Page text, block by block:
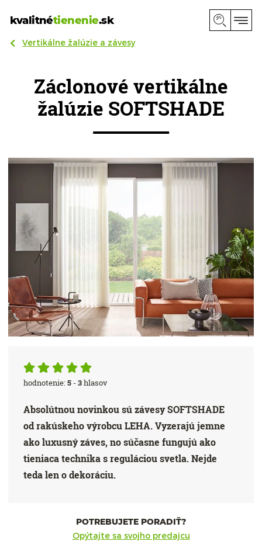
kvalitnétienenie.sk
Vertikálne žalúzie a závesy
Záclonové vertikálne
žalúzie SOFTSHADE
hodnotenie:5 -3hlasov
Absolútnou novinkou sú závesy SOFTSHADE
od rakúskeho výrobcu LEHA. Vyzerajú jemne
ako luxusný záves, no súčasne fungujú ako
tieniaca technika s reguláciou svetla. Nejde
teda len o dekoráciu.
POTREBUJETE PORADIŤ?
Opýtajte sa svojho predajcu